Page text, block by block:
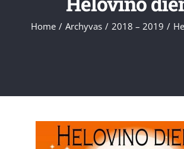
Home / Archyvas / 2018 – 2019 /